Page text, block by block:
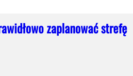
zaplanować strefę